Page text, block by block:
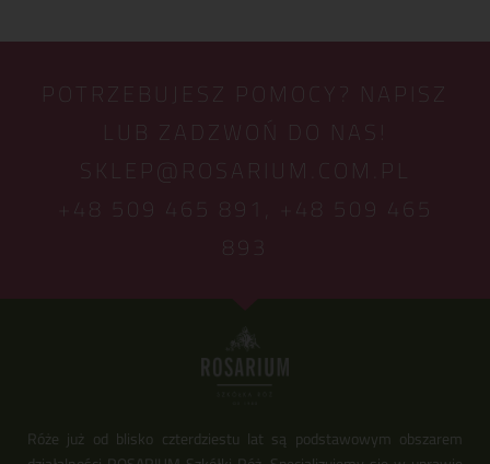
POTRZEBUJESZ POMOCY? NAPISZ
LUB ZADZWOŃ DO NAS!
SKLEP@ROSARIUM.COM.PL
+48 509 465 891,
+48 509 465
893
Róże już od blisko czterdziestu lat są podstawowym obszarem